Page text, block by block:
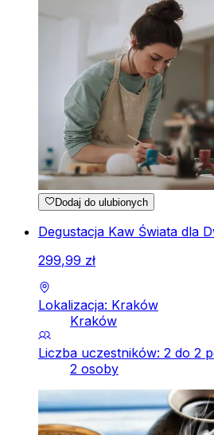
Dodaj do ulubionych
Degustacja Kaw Świata dla
299,99 zł
Lokalizacja: Kraków
Kraków
Liczba uczestników: 2 do 2
2 osoby